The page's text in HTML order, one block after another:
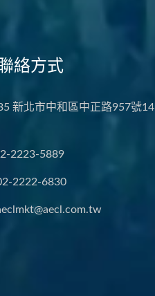
絡方式
新北市中和區中正路957號14
2223-5889
2222-6830